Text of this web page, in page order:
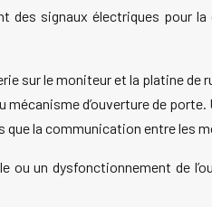
des signaux électriques pour
sur le moniteur et la platine de
d’ouverture de
que la communication entre les
ou un dysfonctionnement de